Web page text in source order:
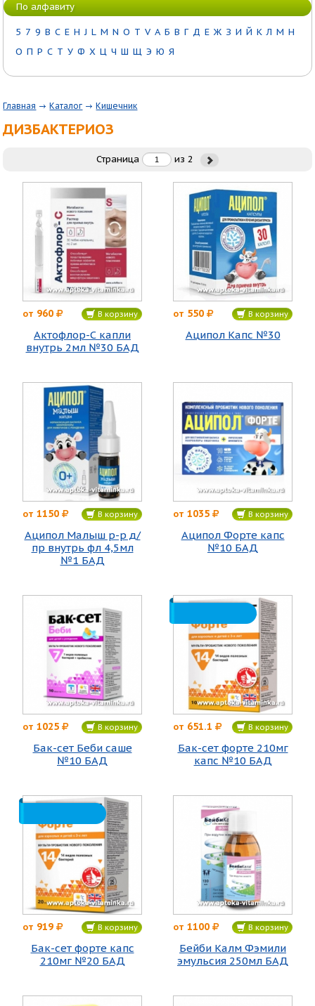
По алфавиту
5 7 9 B C E H J L M N O T V А Б В Г Д Е Ж З И Й К Л М Н
О П Р С Т У Ф Х Ц Ч Ш Щ Э Ю Я
Главная Каталог Кишечник
ДИЗБАКТЕРИОЗ
Страница из 2
от 960 В корзину
Актофлор-С капли
внутрь 2мл №30 БАД
от 550 В корзину
Аципол Капс №30
от 1150 В корзину
Аципол Малыш р-р д/
пр внутрь фл 4,5мл
№1 БАД
от 1035 В корзину
Аципол Форте капс
№10 БАД
от 1025 В корзину
Бак-сет Беби саше
№10 БАД
от 651.1 В корзину
Бак-сет форте 210мг
капс №10 БАД
от 919 В корзину
Бак-сет форте капс
210мг №20 БАД
от 1100 В корзину
Бейби Калм Фэмили
эмульсия 250мл БАД